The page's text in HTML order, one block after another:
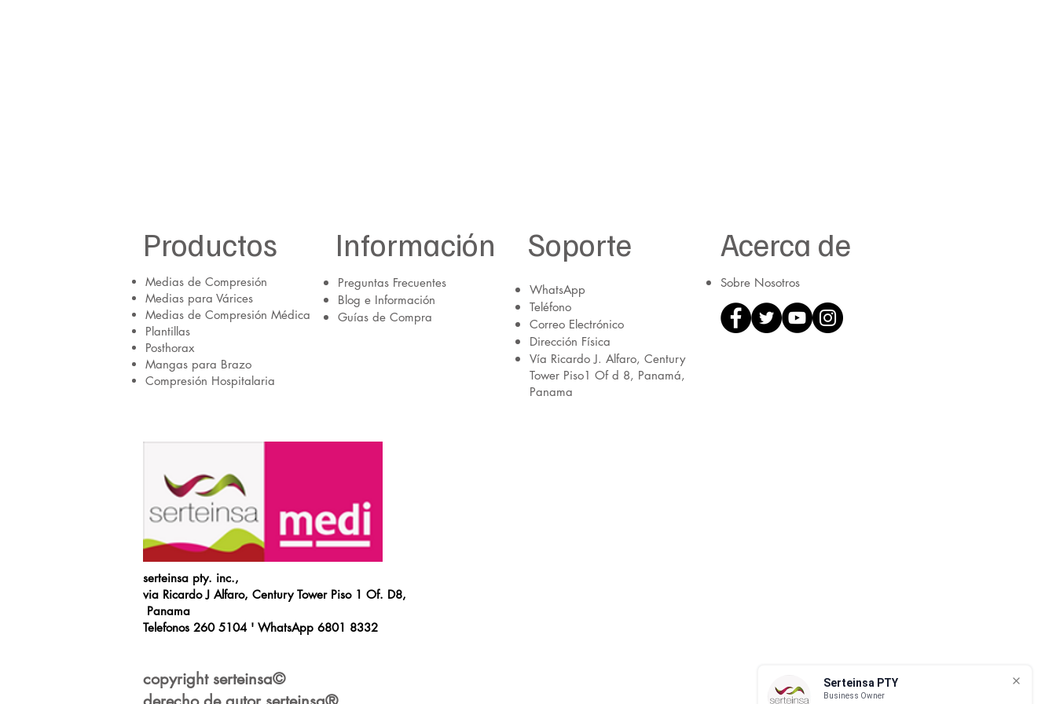
Productos
Medias de Compresión
Medias para Várices
Medias de Compresión Médica
Plantillas
Posthorax
Mangas para Brazo
Compresión Hospitalaria
Información
Preguntas Frecuentes
Blog e Información
Guías de Compra
Soporte
WhatsApp
Teléfono
Correo Electrónico
Dirección Física
Vía Ricardo J. Alfaro, Century
Tower Piso1 Of d 8, Panamá,
Panama
Acerca de
Sobre Nosotros
serteinsa pty. inc.,
via Ricardo J Alfaro, Century Tower Piso 1 Of. D8,
Panama
Telefonos 260 5104 ' WhatsApp 6801 8332
copyright serteinsa©